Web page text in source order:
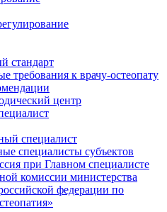
стандарт
требования к врачу-остеопату
центр
специалист
специалисты субъектов
при Главном специалисте
комиссии министерства
федерации по